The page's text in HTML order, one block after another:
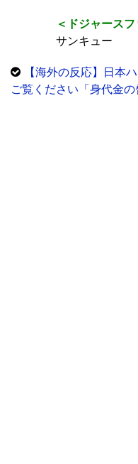
＜ドジャースフ
サンキュー
【海外の反応】日本
ご覧ください「身代金の